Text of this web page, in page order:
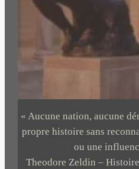
« Aucune nation, aucune
propre histoire sans
ou une
Theodore Zeldin –